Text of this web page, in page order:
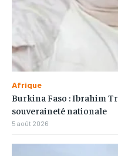
Afrique
Burkina Faso : Ibrahim
souveraineté nationale
5 août 2026